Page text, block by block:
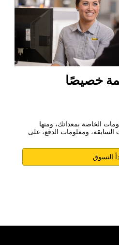
خصيصًا
الخاصة بمعداتك، ومنها
السابقة، ومعلومات الدفع، على
التسوق